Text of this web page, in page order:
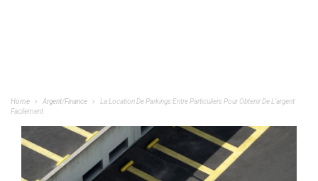
Home Argent/Finance
La Location De Parkings Entre Particuliers Pour Obtenir De L’argent
Facilement